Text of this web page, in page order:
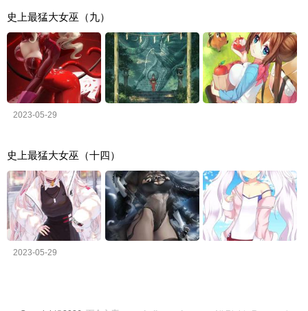
史上最猛大女巫（九）
2023-05-29
史上最猛大女巫（十四）
2023-05-29